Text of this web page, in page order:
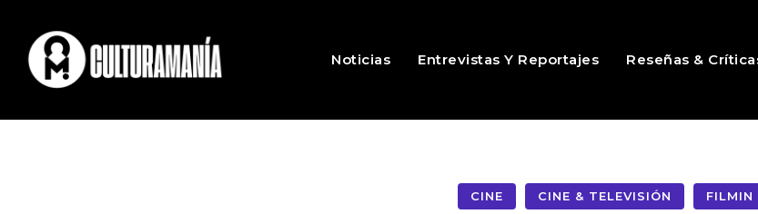
Noticias Entrevistas Y Reportajes Reseñas &
CINE CINE & TELEVISIÓN FILMIN